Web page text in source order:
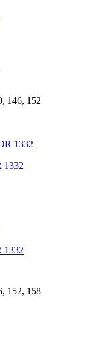
146, 152
1332
1332
152, 158